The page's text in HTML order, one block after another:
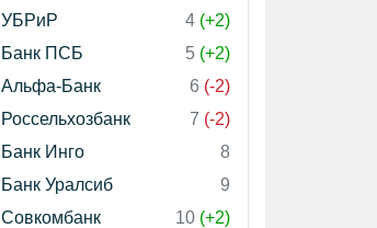
УБРиР
4 (+2)
Банк ПСБ
5 (+2)
Альфа-Банк
6 (-2)
Россельхозбанк
7 (-2)
Банк Инго
8
Банк Уралсиб
9
Совкомбанк
10 (+2)